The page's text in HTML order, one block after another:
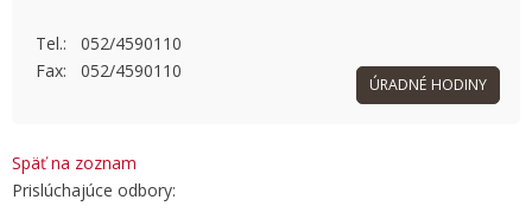
Tel.: 052/4590110
Fax: 052/4590110
ÚRADNÉ HODINY
Späť na zoznam
Prislúchajúce odbory: